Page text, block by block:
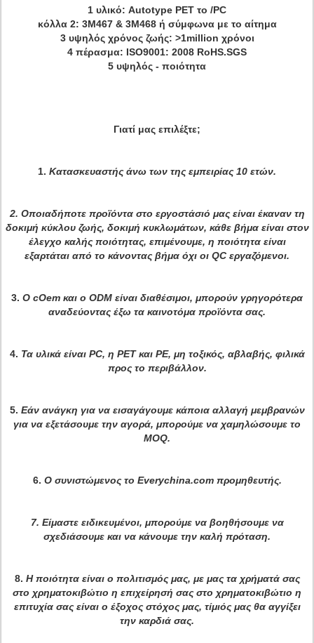
1 υλικό: Autotype PET το /PC
κόλλα 2: 3M467 & 3M468 ή σύμφωνα με το αίτημα
3 υψηλός χρόνος ζωής: >1million χρόνοι
4 πέρασμα: ISO9001: 2008 RoHS.SGS
5 υψηλός - ποιότητα
Γιατί μας επιλέξτε;
1. Κατασκευαστής άνω των της εμπειρίας 10 ετών.
2. Οποιαδήποτε προϊόντα στο εργοστάσιό μας είναι έκαναν τη
δοκιμή κύκλου ζωής, δοκιμή κυκλωμάτων, κάθε βήμα είναι στον
έλεγχο καλής ποιότητας, επιμένουμε, η ποιότητα είναι
εξαρτάται από το κάνοντας βήμα όχι οι QC εργαζόμενοι.
3. Ο cOem και ο ODM είναι διαθέσιμοι, μπορούν γρηγορότερα
αναδεύοντας έξω τα καινοτόμα προϊόντα σας.
4. Τα υλικά είναι PC, η PET και PE, μη τοξικός, αβλαβής, φιλικά
προς το περιβάλλον.
5. Εάν ανάγκη για να εισαγάγουμε κάποια αλλαγή μεμβρανών
για να εξετάσουμε την αγορά, μπορούμε να χαμηλώσουμε το
MOQ.
6. Ο συνιστώμενος το Everychina.com προμηθευτής.
7. Είμαστε ειδικευμένοι, μπορούμε να βοηθήσουμε να
σχεδιάσουμε και να κάνουμε την καλή πρόταση.
8. Η ποιότητα είναι ο πολιτισμός μας, με μας τα χρήματά σας
στο χρηματοκιβώτιο η επιχείρησή σας στο χρηματοκιβώτιο η
επιτυχία σας είναι ο έξοχος στόχος μας, τίμιός μας θα αγγίξει
την καρδιά σας.